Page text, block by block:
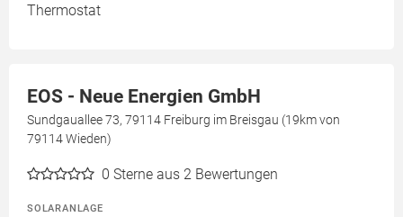
Thermostat
EOS - Neue Energien GmbH
Sundgauallee 73, 79114 Freiburg im Breisgau (19km von
79114 Wieden)
0 Sterne aus 2 Bewertungen
SOLARANLAGE